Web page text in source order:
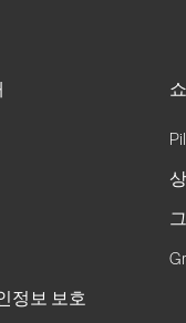
정보 보호